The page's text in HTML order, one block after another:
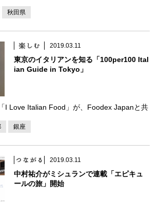
のこと。自然ゆたかなエリアで、十和田湖な
たんぽをはじめとする郷土食、そして、平昌
秋田県
2019.03.11
東京のイタリアンを知る「100per100 Ital
ian Guide in Tokyo」
I Love Italian Food」が、Foodex Japanと共
Italian Guide in Tokyo』の発表会を
を開催。ということで […]
銀座
2019.03.11
中村祐介がミシュランで連載「エピキュ
ールの旅」開始